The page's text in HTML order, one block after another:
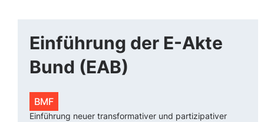
Einführung der E-Akte
Bund (EAB)
BMF
Einführung neuer transformativer und partizipativer